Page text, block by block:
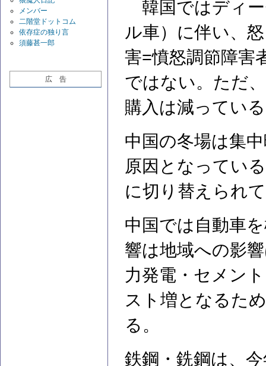
メンバー
二階堂ドットコム
依存症の独り言
須藤甚一郎
広 告
韓国ではディー
ル車）に伴い、
害=憤怒調節障害
ではない。ただ
購入は減ってい
中国の冬場は集
原因となってい
に切り替えられ
中国では自動車
響は地域への影
力発電・セメン
スト増となるた
る。
鉄鋼・銑鋼は、